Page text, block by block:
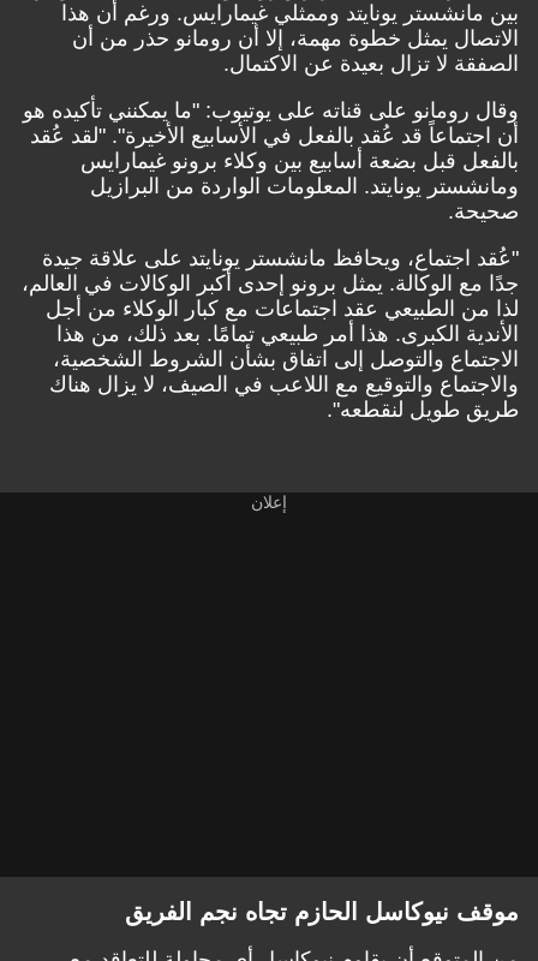
بين مانشستر يونايتد وممثلي غيمارايس. ورغم أن هذا
الاتصال يمثل خطوة مهمة، إلا أن رومانو حذر من أن
الصفقة لا تزال بعيدة عن الاكتمال.
وقال رومانو على قناته على يوتيوب: "ما يمكنني تأكيده هو
أن اجتماعاً قد عُقد بالفعل في الأسابيع الأخيرة". "لقد عُقد
بالفعل قبل بضعة أسابيع بين وكلاء برونو غيمارايس
ومانشستر يونايتد. المعلومات الواردة من البرازيل
صحيحة.
"عُقد اجتماع، ويحافظ مانشستر يونايتد على علاقة جيدة
جدًا مع الوكالة. يمثل برونو إحدى أكبر الوكالات في العالم،
لذا من الطبيعي عقد اجتماعات مع كبار الوكلاء من أجل
الأندية الكبرى. هذا أمر طبيعي تمامًا. بعد ذلك، من هذا
الاجتماع والتوصل إلى اتفاق بشأن الشروط الشخصية،
والاجتماع والتوقيع مع اللاعب في الصيف، لا يزال هناك
طريق طويل لنقطعه".
موقف نيوكاسل الحازم تجاه نجم الفريق